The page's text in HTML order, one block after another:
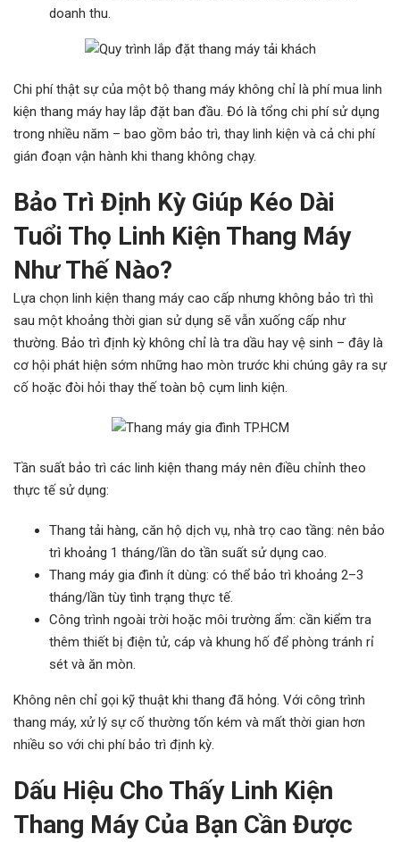
doanh thu.
Chi phí thật sự của một bộ thang máy không chỉ là phí mua linh
kiện thang máy hay lắp đặt ban đầu. Đó là tổng chi phí sử dụng
trong nhiều năm – bao gồm bảo trì, thay linh kiện và cả chi phí
gián đoạn vận hành khi thang không chạy.
Bảo Trì Định Kỳ Giúp Kéo Dài
Tuổi Thọ Linh Kiện Thang Máy
Như Thế Nào?
Lựa chọn linh kiện thang máy cao cấp nhưng không bảo trì thì
sau một khoảng thời gian sử dụng sẽ vẫn xuống cấp như
thường. Bảo trì định kỳ không chỉ là tra dầu hay vệ sinh – đây là
cơ hội phát hiện sớm những hao mòn trước khi chúng gây ra sự
cố hoặc đòi hỏi thay thế toàn bộ cụm linh kiện.
Tần suất bảo trì các linh kiện thang máy nên điều chỉnh theo
thực tế sử dụng:
Thang tải hàng, căn hộ dịch vụ, nhà trọ cao tầng: nên bảo
trì khoảng 1 tháng/lần do tần suất sử dụng cao.
Thang máy gia đình ít dùng: có thể bảo trì khoảng 2–3
tháng/lần tùy tình trạng thực tế.
Công trình ngoài trời hoặc môi trường ẩm: cần kiểm tra
thêm thiết bị điện tử, cáp và khung hố để phòng tránh rỉ
sét và ăn mòn.
Không nên chỉ gọi kỹ thuật khi thang đã hỏng. Với công trình
thang máy, xử lý sự cố thường tốn kém và mất thời gian hơn
nhiều so với chi phí bảo trì định kỳ.
Dấu Hiệu Cho Thấy Linh Kiện
Thang Máy Của Bạn Cần Được